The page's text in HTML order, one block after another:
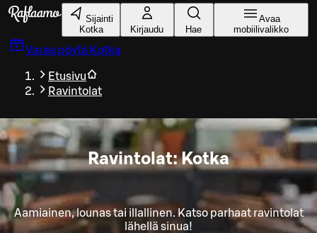
Siirry pääsisältöön
Sijainti
Kotka
Kirjaudu Hae
Avaa
mobiilivalikko
Varaa pöytä Kotka
Etusivu
Ravintolat
Ravintolat: Kotka
Aamiainen, lounas tai illallinen. Katso parhaat ravintolat
lähellä sinua!